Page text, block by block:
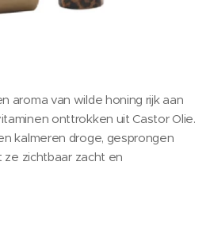
aroma van wilde honing rijk aan
onttrokken uit Castor Olie.
kalmeren droge, gesprongen
ze zichtbaar zacht en